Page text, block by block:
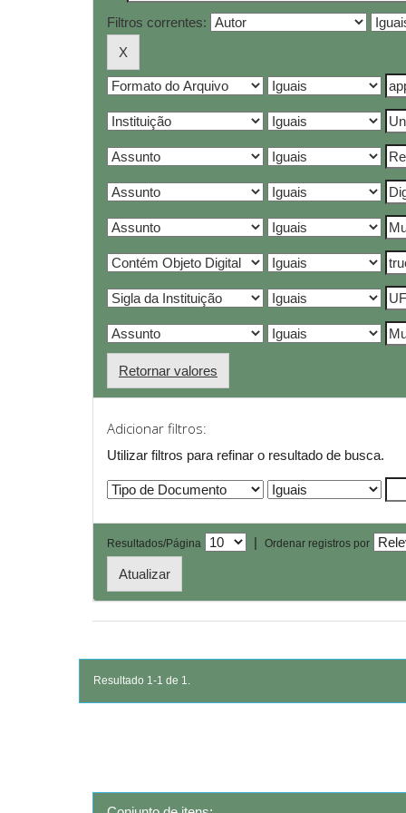
Filtros correntes:
Retornar valores
Adicionar filtros:
Utilizar filtros para refinar o resultado de busca.
Resultados/Página | Ordenar registros por
Resultado 1-1 de 1.